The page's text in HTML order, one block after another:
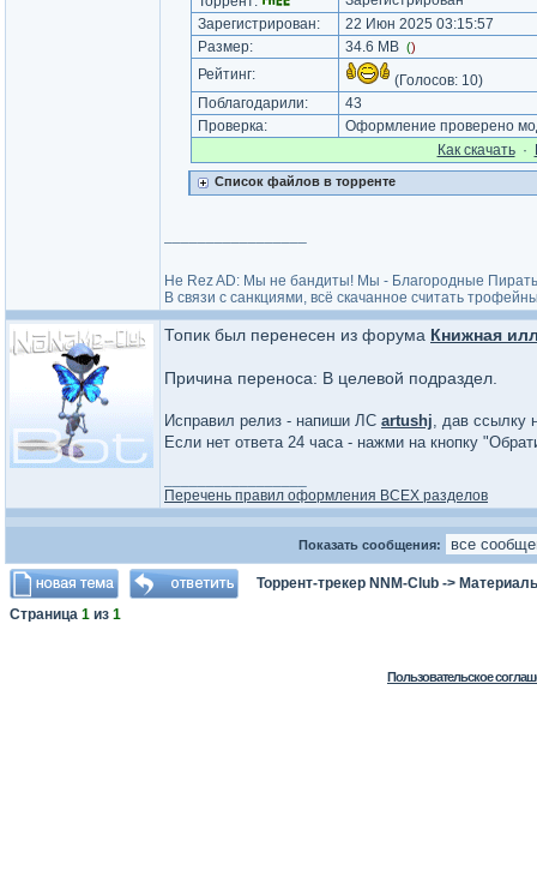
Зарегистрирован:
22 Июн 2025 03:15:57
Размер:
34.6 MB ()
Рейтинг: (Голосов: 10)
Поблагодарили:
43
Проверка:
Оформление проверено
Как cкачать·
Список файлов в торренте
He Rez AD: Мы не бандиты! Мы - Благородные
В связи с санкциями, всё скачанное считать
Топик был перенесен из форума Книжная
Причина переноса: В целевой подраздел.
Исправил релиз - напиши ЛС artushj, дав ссылку
Если нет ответа 24 часа - нажми на кнопку
Перечень правил оформления ВСЕХ разделов
Показать сообщения:
Торрент-трекер NNM-Club ->
Страница 1 из 1
Пользовательское